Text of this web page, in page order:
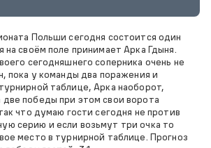
Польши сегодня состоится один
на своём поле принимает Арка Гдыня.
сегодняшнего соперника очень не
пока у команды два поражения и
таблице, Арка наоборот,
победы при этом свои ворота
что думаю гости сегодня не против
серию и если возьмут три очка то
место в турнирной таблице. Прогноз